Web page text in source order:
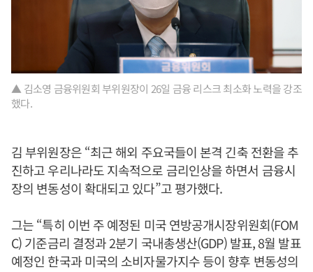
▲ 김소영 금융위원회 부위원장이 26일 금융 리스크 최소화 노력을 강조
했다.
김 부위원장은 “최근 해외 주요국들이 본격 긴축 전환을 추
진하고 우리나라도 지속적으로 금리인상을 하면서 금융시
장의 변동성이 확대되고 있다”고 평가했다.
그는 “특히 이번 주 예정된 미국 연방공개시장위원회(FOM
C) 기준금리 결정과 2분기 국내총생산(GDP) 발표, 8월 발표
예정인 한국과 미국의 소비자물가지수 등이 향후 변동성의